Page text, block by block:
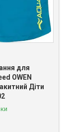
для
OWEN
Діти